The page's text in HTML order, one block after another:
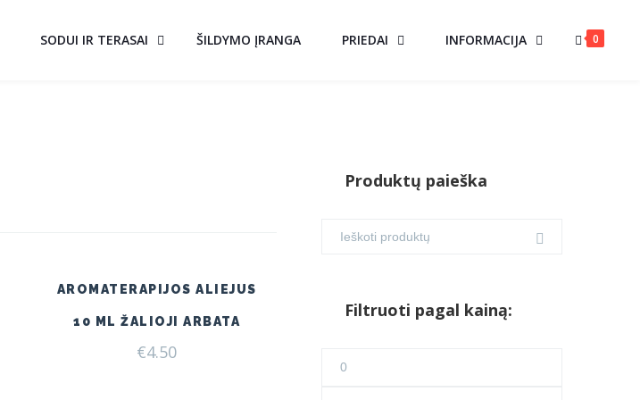
0
SODUI IR TERASAI ŠILDYMO ĮRANGA PRIEDAI INFORMACIJA
AROMATERAPIJOS ALIEJUS
10 ML ŽALIOJI ARBATA
€4.50
Produktų paieška
Filtruoti pagal kainą: